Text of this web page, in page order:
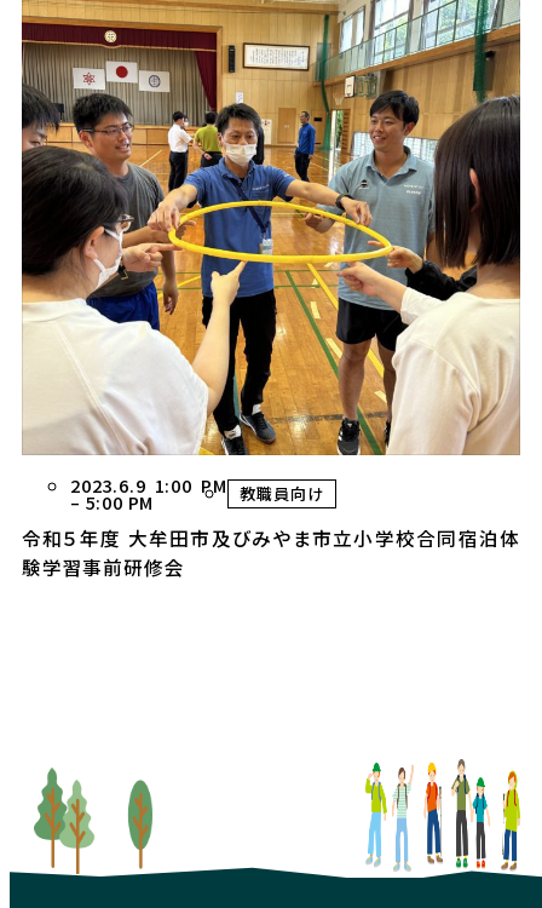
2023.6.9 1:00 PM
– 5:00 PM 教職員向け
令和５年度 大牟田市及びみやま市立小学校合同宿泊体
験学習事前研修会